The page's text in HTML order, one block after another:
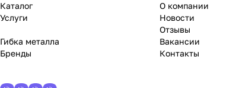
Каталог
Услуги
Гибка металла
Бренды
О компании
Новости
Отзывы
Вакансии
Контакты